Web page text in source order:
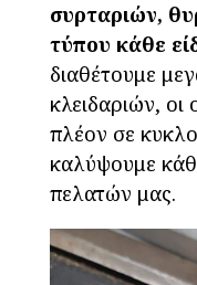
συρταριών,
τύπου κάθε
διαθέτουμε
κλειδαριών, οι
πλέον σε
καλύψουμε
πελατών μας.